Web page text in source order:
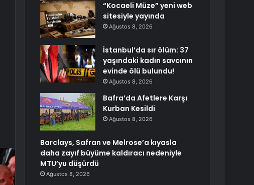
“Kocaeli Müze” yeni web
sitesiyle yayında
Ağustos 8, 2026
İstanbul’da sır ölüm: 37
yaşındaki kadın savcının
evinde ölü bulundu!
Ağustos 8, 2026
Bafra’da Afetlere Karşı
Kurban Kesildi
Ağustos 8, 2026
Barclays, Safran ve Melrose’a kıyasla
daha zayıf büyüme kaldıracı nedeniyle
MTU’yu düşürdü
Ağustos 8, 2026